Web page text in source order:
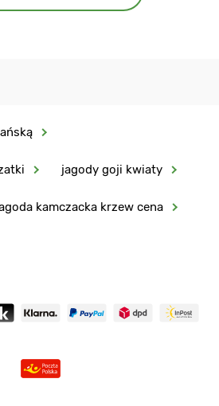
jagody goji kwiaty
kamczacka krzew cena